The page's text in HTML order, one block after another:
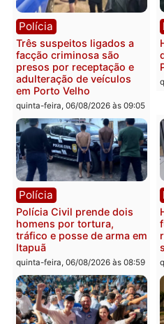
Polícia
Jovem é encontrado morto
na Rua dos Cravos e caso
é investigado pela polícia
em RO
quinta-feira, 06/08/2026 às 09:26
Polícia
Três suspeitos ligados a
facção criminosa são
presos por receptação e
adulteração de veículos
em Porto Velho